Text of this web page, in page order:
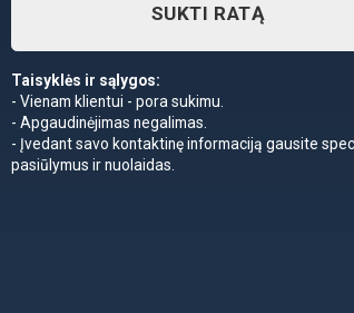
SUKTI RATĄ
Taisyklės ir sąlygos:
- Vienam klientui - pora sukimu.
- Apgaudinėjimas negalimas.
- Įvedant savo kontaktinę informaciją gausite
pasiūlymus ir nuolaidas.